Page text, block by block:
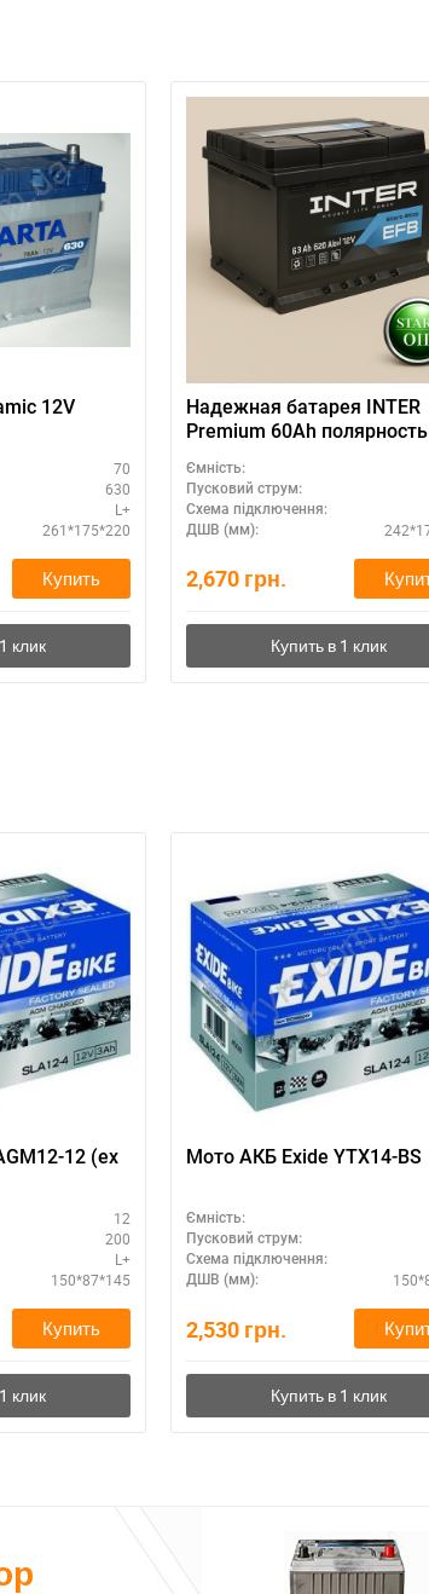
12V
70
630
L+
261*175*220
Купить
Надежная батарея INTER
Premium 60Ah
Ємність:
Пусковий струм:
Схема підключення:
ДШВ (мм):
2,670 грн.
12 (ex
12
200
L+
150*87*145
Купить
Мото АКБ Exide YTX14-BS
Ємність:
Пусковий струм:
Схема підключення:
ДШВ (мм):
2,530 грн.
- дзвоніть, пишіть у Viber / Telegram (093) 600-51-
Написати в Viber Написати в Telegram